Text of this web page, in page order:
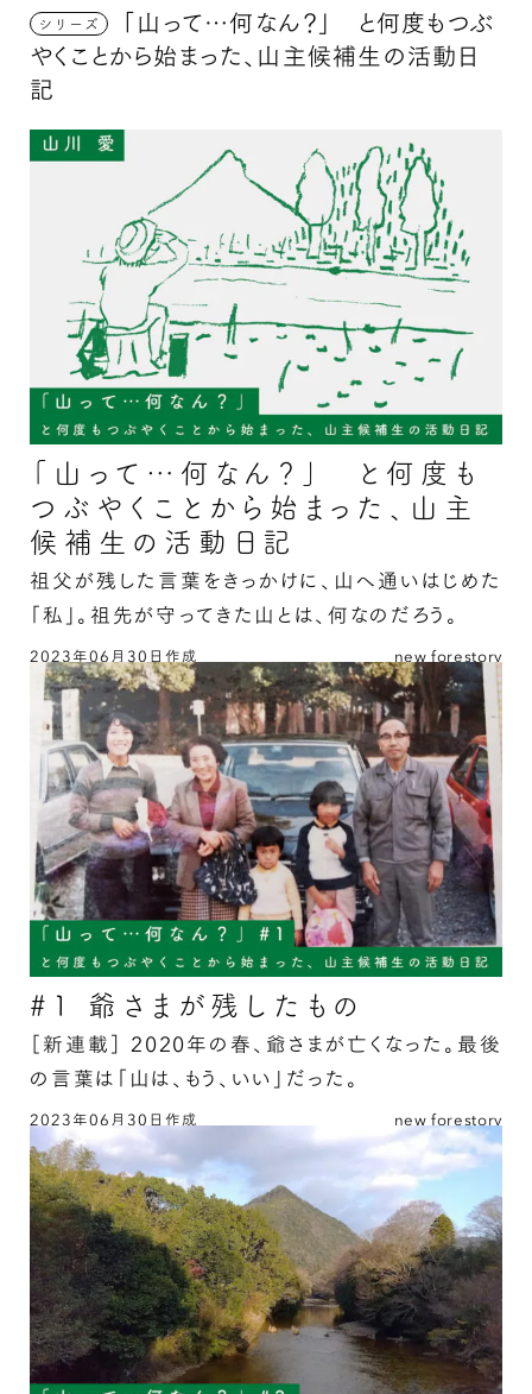
シリーズ
「山って…何なん？」 と何度もつぶ
やくことから始まった、山主候補生の活動日
記
「山って…何なん？」 と何度も
つぶやくことから始まった、山主
候補生の活動日記
祖父が残した言葉をきっかけに、山へ通いはじめた
「私」。祖先が守ってきた山とは、何なのだろう。
2023年06月30日作成 new forestory
「山って…何なん？」 と何度もつぶやくことか
ら始まった、山主候補生の活動日記の続きを読む
#1 爺さまが残したもの
［新連載］ 2020年の春、爺さまが亡くなった。最後
の言葉は「山は、もう、いい」だった。
2023年06月30日作成 new forestory
#1 爺さまが残したもの の続きを読む